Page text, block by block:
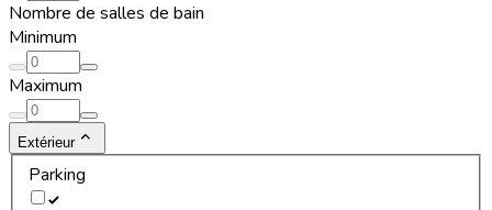
Nombre de salles de bain
Minimum
Maximum
Extérieur
Parking